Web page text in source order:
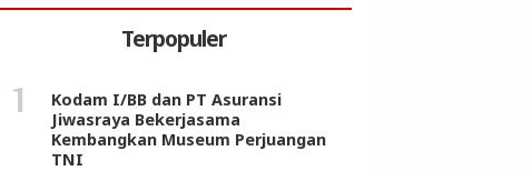
Terpopuler
Kodam I/BB dan PT Asuransi
Jiwasraya Bekerjasama
Kembangkan Museum Perjuangan
TNI